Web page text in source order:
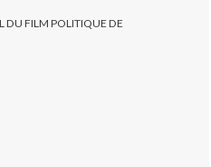
DU FILM POLITIQUE DE